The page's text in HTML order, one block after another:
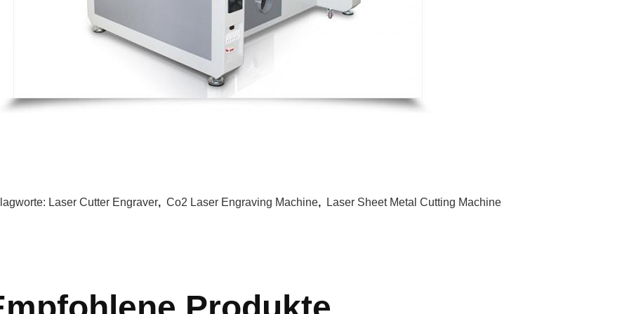
Laser Cutter Engraver, Co2 Laser Engraving Machine, Laser Sheet Metal Cutting Machine